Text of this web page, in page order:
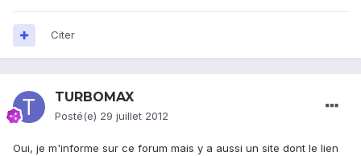
Citer
TURBOMAX
Posté(e) 29 juillet 2012
Oui, je m'informe sur ce forum mais y a aussi un site dont le lien